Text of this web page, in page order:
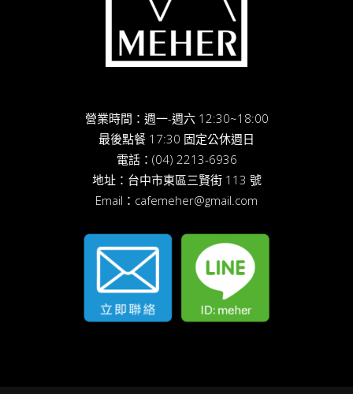
營業時間：週一-週六 12:30~18:00
最後點餐 17:30 固定公休週日
電話： (04) 2213-6936
地址： 台中市東區三賢街 113 號
Email： cafemeher@gmail.com